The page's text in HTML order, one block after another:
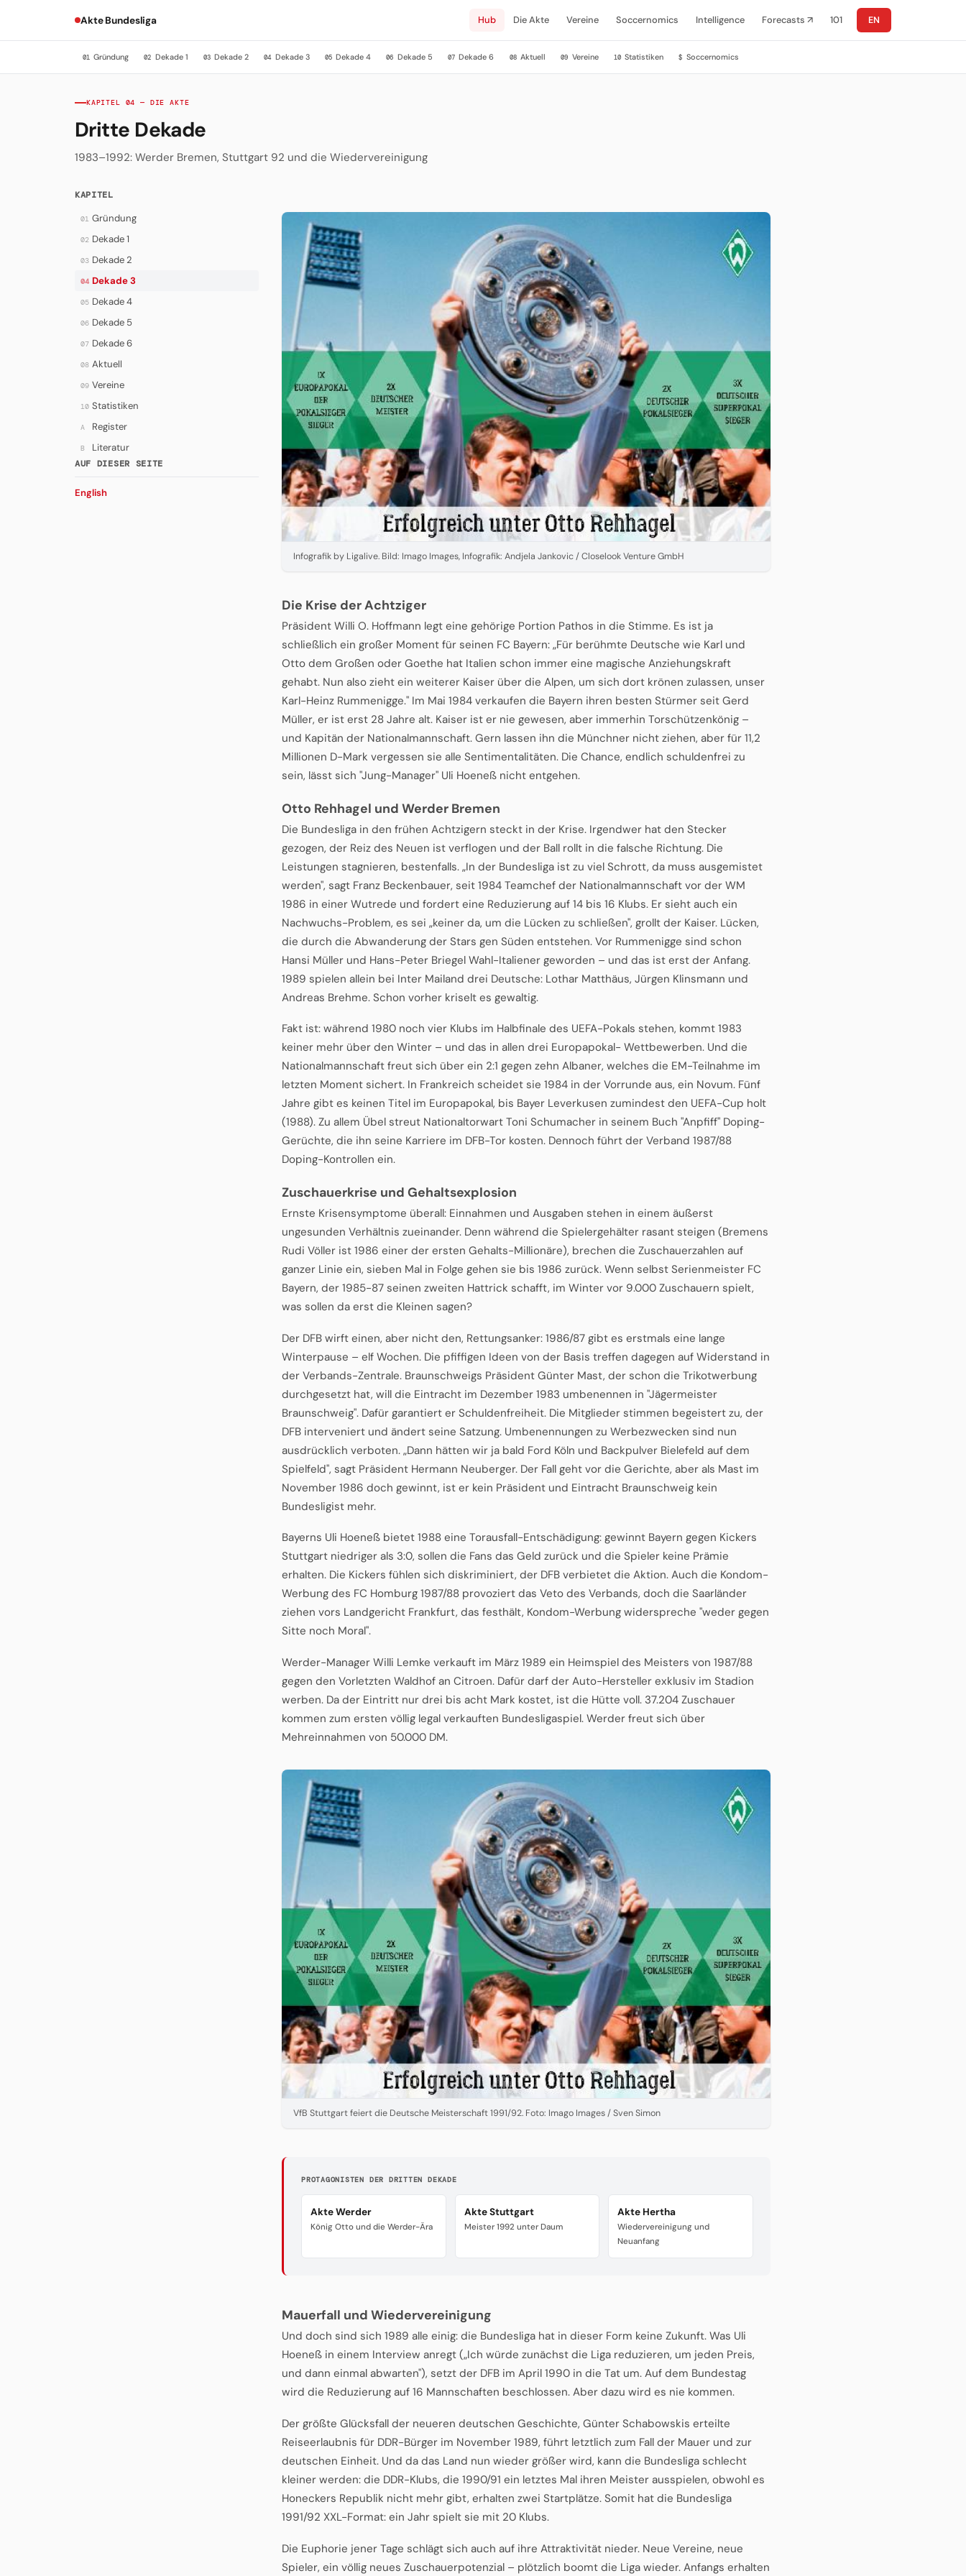
Akte Bundesliga Hub Die Akte Vereine Soccernomics Intelligence Forecasts ↗ 101 EN
01 Gründung 02 Dekade 1 03 Dekade 2 04 Dekade 3 05 Dekade 4 06 Dekade 5 07 Dekade 6 08 Aktuell 09 Vereine 10 Statistiken $ Soccernomics
KAPITEL 04 — DIE AKTE
Dritte Dekade
1983–1992: Werder Bremen, Stuttgart 92 und die Wiedervereinigung
KAPITEL
01 Gründung
02 Dekade 1
03 Dekade 2
04 Dekade 3
05 Dekade 4
06 Dekade 5
07 Dekade 6
08 Aktuell
09 Vereine
10 Statistiken
A Register
B Literatur
AUF DIESER SEITE
English
Infografik by Ligalive. Bild: Imago Images, Infografik: Andjela Jankovic / Closelook Venture GmbH
Die Krise der Achtziger
Präsident Willi O. Hoffmann legt eine gehörige Portion Pathos in die Stimme. Es ist ja
schließlich ein großer Moment für seinen FC Bayern: „Für berühmte Deutsche wie Karl und
Otto dem Großen oder Goethe hat Italien schon immer eine magische Anziehungskraft
gehabt. Nun also zieht ein weiterer Kaiser über die Alpen, um sich dort krönen zulassen, unser
Karl-Heinz Rummenigge." Im Mai 1984 verkaufen die Bayern ihren besten Stürmer seit Gerd
Müller, er ist erst 28 Jahre alt. Kaiser ist er nie gewesen, aber immerhin Torschützenkönig –
und Kapitän der Nationalmannschaft. Gern lassen ihn die Münchner nicht ziehen, aber für 11,2
Millionen D-Mark vergessen sie alle Sentimentalitäten. Die Chance, endlich schuldenfrei zu
sein, lässt sich "Jung-Manager" Uli Hoeneß nicht entgehen.
Otto Rehhagel und Werder Bremen
Die Bundesliga in den frühen Achtzigern steckt in der Krise. Irgendwer hat den Stecker
gezogen, der Reiz des Neuen ist verflogen und der Ball rollt in die falsche Richtung. Die
Leistungen stagnieren, bestenfalls. „In der Bundesliga ist zu viel Schrott, da muss ausgemistet
werden", sagt Franz Beckenbauer, seit 1984 Teamchef der Nationalmannschaft vor der WM
1986 in einer Wutrede und fordert eine Reduzierung auf 14 bis 16 Klubs. Er sieht auch ein
Nachwuchs-Problem, es sei „keiner da, um die Lücken zu schließen", grollt der Kaiser. Lücken,
die durch die Abwanderung der Stars gen Süden entstehen. Vor Rummenigge sind schon
Hansi Müller und Hans-Peter Briegel Wahl-Italiener geworden – und das ist erst der Anfang.
1989 spielen allein bei Inter Mailand drei Deutsche: Lothar Matthäus, Jürgen Klinsmann und
Andreas Brehme. Schon vorher kriselt es gewaltig.
Fakt ist: während 1980 noch vier Klubs im Halbfinale des UEFA-Pokals stehen, kommt 1983
keiner mehr über den Winter – und das in allen drei Europapokal- Wettbewerben. Und die
Nationalmannschaft freut sich über ein 2:1 gegen zehn Albaner, welches die EM-Teilnahme im
letzten Moment sichert. In Frankreich scheidet sie 1984 in der Vorrunde aus, ein Novum. Fünf
Jahre gibt es keinen Titel im Europapokal, bis Bayer Leverkusen zumindest den UEFA-Cup holt
(1988). Zu allem Übel streut Nationaltorwart Toni Schumacher in seinem Buch "Anpfiff" Doping-
Gerüchte, die ihn seine Karriere im DFB-Tor kosten. Dennoch führt der Verband 1987/88
Doping-Kontrollen ein.
Zuschauerkrise und Gehaltsexplosion
Ernste Krisensymptome überall: Einnahmen und Ausgaben stehen in einem äußerst
ungesunden Verhältnis zueinander. Denn während die Spielergehälter rasant steigen (Bremens
Rudi Völler ist 1986 einer der ersten Gehalts-Millionäre), brechen die Zuschauerzahlen auf
ganzer Linie ein, sieben Mal in Folge gehen sie bis 1986 zurück. Wenn selbst Serienmeister FC
Bayern, der 1985-87 seinen zweiten Hattrick schafft, im Winter vor 9.000 Zuschauern spielt,
was sollen da erst die Kleinen sagen?
Der DFB wirft einen, aber nicht den, Rettungsanker: 1986/87 gibt es erstmals eine lange
Winterpause – elf Wochen. Die pfiffigen Ideen von der Basis treffen dagegen auf Widerstand in
der Verbands-Zentrale. Braunschweigs Präsident Günter Mast, der schon die Trikotwerbung
durchgesetzt hat, will die Eintracht im Dezember 1983 umbenennen in "Jägermeister
Braunschweig". Dafür garantiert er Schuldenfreiheit. Die Mitglieder stimmen begeistert zu, der
DFB interveniert und ändert seine Satzung. Umbenennungen zu Werbezwecken sind nun
ausdrücklich verboten. „Dann hätten wir ja bald Ford Köln und Backpulver Bielefeld auf dem
Spielfeld", sagt Präsident Hermann Neuberger. Der Fall geht vor die Gerichte, aber als Mast im
November 1986 doch gewinnt, ist er kein Präsident und Eintracht Braunschweig kein
Bundesligist mehr.
Bayerns Uli Hoeneß bietet 1988 eine Torausfall-Entschädigung: gewinnt Bayern gegen Kickers
Stuttgart niedriger als 3:0, sollen die Fans das Geld zurück und die Spieler keine Prämie
erhalten. Die Kickers fühlen sich diskriminiert, der DFB verbietet die Aktion. Auch die Kondom-
Werbung des FC Homburg 1987/88 provoziert das Veto des Verbands, doch die Saarländer
ziehen vors Landgericht Frankfurt, das festhält, Kondom-Werbung widerspreche "weder gegen
Sitte noch Moral".
Werder-Manager Willi Lemke verkauft im März 1989 ein Heimspiel des Meisters von 1987/88
gegen den Vorletzten Waldhof an Citroen. Dafür darf der Auto-Hersteller exklusiv im Stadion
werben. Da der Eintritt nur drei bis acht Mark kostet, ist die Hütte voll. 37.204 Zuschauer
kommen zum ersten völlig legal verkauften Bundesligaspiel. Werder freut sich über
Mehreinnahmen von 50.000 DM.
VfB Stuttgart feiert die Deutsche Meisterschaft 1991/92. Foto: Imago Images / Sven Simon
PROTAGONISTEN DER DRITTEN DEKADE
Akte Werder
König Otto und die Werder-Ära
Akte Stuttgart
Meister 1992 unter Daum
Akte Hertha
Wiedervereinigung und
Neuanfang
Mauerfall und Wiedervereinigung
Und doch sind sich 1989 alle einig: die Bundesliga hat in dieser Form keine Zukunft. Was Uli
Hoeneß in einem Interview anregt („Ich würde zunächst die Liga reduzieren, um jeden Preis,
und dann einmal abwarten"), setzt der DFB im April 1990 in die Tat um. Auf dem Bundestag
wird die Reduzierung auf 16 Mannschaften beschlossen. Aber dazu wird es nie kommen.
Der größte Glücksfall der neueren deutschen Geschichte, Günter Schabowskis erteilte
Reiseerlaubnis für DDR-Bürger im November 1989, führt letztlich zum Fall der Mauer und zur
deutschen Einheit. Und da das Land nun wieder größer wird, kann die Bundesliga schlecht
kleiner werden: die DDR-Klubs, die 1990/91 ein letztes Mal ihren Meister ausspielen, obwohl es
Honeckers Republik nicht mehr gibt, erhalten zwei Startplätze. Somit hat die Bundesliga
1991/92 XXL-Format: ein Jahr spielt sie mit 20 Klubs.
Die Euphorie jener Tage schlägt sich auch auf ihre Attraktivität nieder. Neue Vereine, neue
Spieler, ein völlig neues Zuschauerpotenzial – plötzlich boomt die Liga wieder. Anfangs erhalten